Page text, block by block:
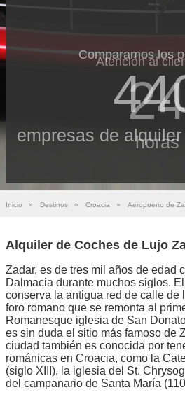
Comparamos los
empresas de
Atención al
horas
Inicio » Destinos » Croacia » Aeropuerto de
Alquiler de Coches de Lujo
Zadar, es de tres mil años de edad
Dalmacia durante muchos siglos.
conserva la antigua red de calle de
foro romano que se remonta al
Romanesque iglesia de San
es sin duda el sitio más famoso de
ciudad también es conocida por
románicas en Croacia, como la
(siglo XIII), la iglesia del St.
del campanario de Santa María